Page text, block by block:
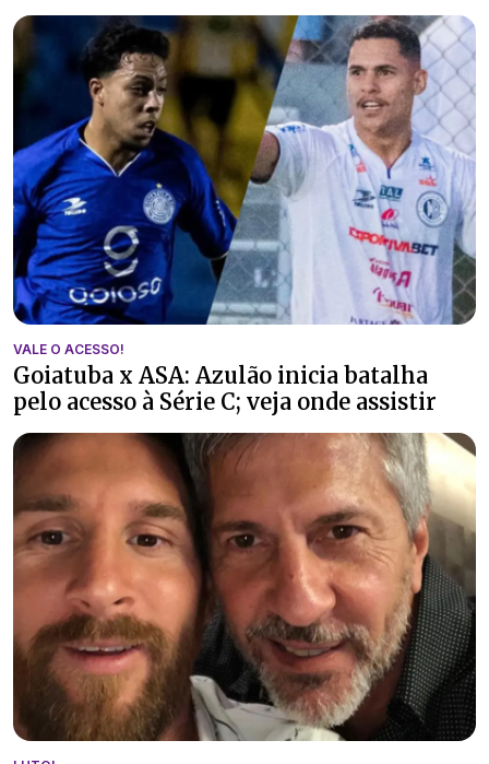
VALE O ACESSO!
Goiatuba x ASA: Azulão inicia batalha
pelo acesso à Série C; veja onde assistir